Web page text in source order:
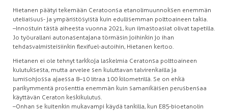
Hietanen päätyi tekemään Ceratoonsa etanolimuunnoksen enemmän
uteliaisuus- ja ympäristösyistä kuin edullisemman polttoaineen takia.
–Innostuin tästä aiheesta vuonna 2021, kun ilmastoasiat olivat tapetilla.
Jo työurallani autonasentajana törmäsin joihinkin jo ihan
tehdasvalmisteisiinkin flexifuel-autoihin, Hietanen kertoo.
Hietanen ei ole tehnyt tarkkoja laskelmia Ceratonsa polttoaineen
kulutuksesta, mutta arvelee sen kuluttavan talvirenkailla ja
lumisohjossa ajaessa 8–10 litraa 100 kilometrillä. Se on ehkä
parikymmentä prosenttia enemmän kuin samanikäisen perusbensaa
käyttävän Ceraton keskikulutus.
–Onhan se kuitenkin mukavampi käydä tankilla, kun E85-bioetanolin